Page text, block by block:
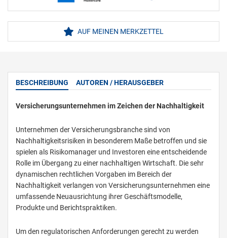
AUF MEINEN MERKZETTEL
BESCHREIBUNG AUTOREN / HERAUSGEBER
Versicherungsunternehmen im Zeichen der Nachhaltigkeit
Unternehmen der Versicherungsbranche sind von
Nachhaltigkeitsrisiken in besonderem Maße betroffen und sie
spielen als Risikomanager und Investoren eine entscheidende
Rolle im Übergang zu einer nachhaltigen Wirtschaft. Die sehr
dynamischen rechtlichen Vorgaben im Bereich der
Nachhaltigkeit verlangen von Versicherungsunternehmen eine
umfassende Neuausrichtung ihrer Geschäftsmodelle,
Produkte und Berichtspraktiken.
Um den regulatorischen Anforderungen gerecht zu werden